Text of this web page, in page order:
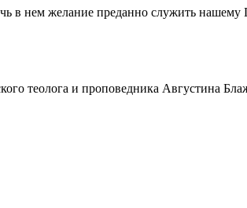
в нем желание преданно служить
теолога и проповедника Августина